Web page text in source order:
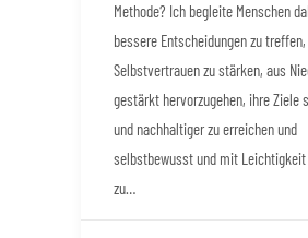
Methode? Ich begleite Menschen
bessere Entscheidungen zu
Selbstvertrauen zu stärken, aus
gestärkt hervorzugehen, ihre Ziele
und nachhaltiger zu erreichen und
selbstbewusst und mit Leichtigkeit
zu…